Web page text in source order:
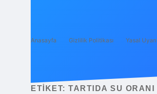
Anasayfa Gizlilik Politikası Yasal Uyarı
ETIKET: TARTIDA SU ORANI